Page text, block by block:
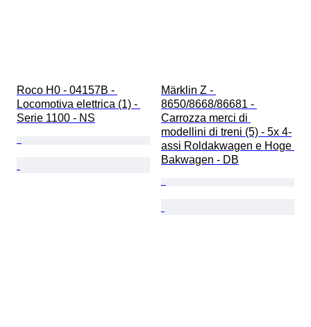
Roco H0 - 04157B -
Locomotiva elettrica (1) -
Serie 1100 - NS
Märklin Z -
8650/8668/86681 -
Carrozza merci di
modellini di treni (5) - 5x 4-
assi Roldakwagen e Hoge
Bakwagen - DB